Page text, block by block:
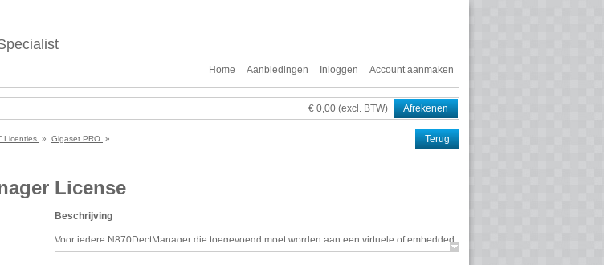
Home Aanbiedingen Inloggen Account aanmaken
€ 0,00 (excl. BTW) Afrekenen
Licenties » Gigaset PRO » Terug
License
Beschrijving
Voor iedere N870DectManager die toegevoegd moet worden aan een virtuele of embedded
integrator is ‘N870 dect manager license’ nodig.